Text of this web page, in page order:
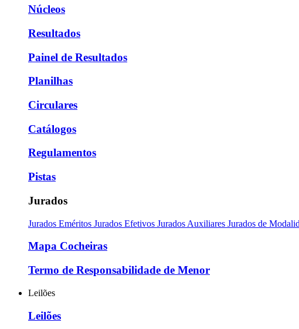
Núcleos
Resultados
Painel de Resultados
Planilhas
Circulares
Catálogos
Regulamentos
Pistas
Jurados
Jurados Eméritos Jurados Efetivos Jurados Auxiliares Jurados de
Mapa Cocheiras
Termo de Responsabilidade de Menor
Leilões
Leilões